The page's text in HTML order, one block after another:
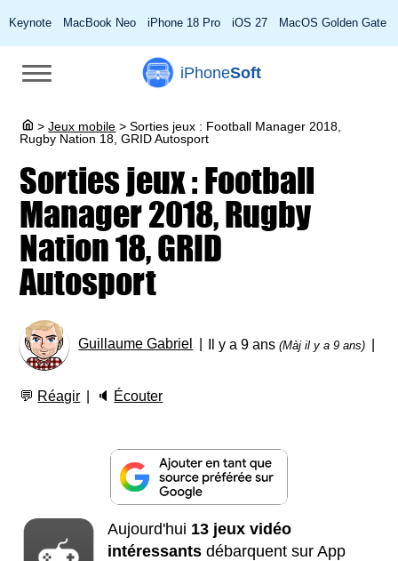
Keynote MacBook Neo iPhone 18 Pro iOS 27 MacOS Golden Gate
iPhoneSoft
> Jeux mobile > Sorties jeux : Football Manager 2018,
Rugby Nation 18, GRID Autosport
Sorties jeux : Football
Manager 2018, Rugby
Nation 18, GRID
Autosport
Guillaume Gabriel Il y a 9 ans(Màj il y a 9 ans)
💬 Réagir 🔈 Écouter
Aujourd'hui 13 jeux vidéo
intéressants débarquent sur App